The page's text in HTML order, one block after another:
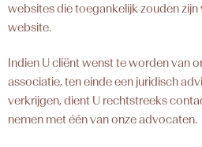
websites die toegankelijk zouden zijn
website.
Indien U cliënt wenst te worden van
associatie, ten einde een juridisch
verkrijgen, dient U rechtstreeks
nemen met één van onze advocaten.